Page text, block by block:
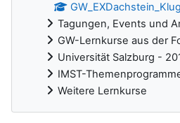
Tagungen, Events und
GW-Lernkurse aus der
Universität Salzburg -
IMST-
Weitere Lernkurse